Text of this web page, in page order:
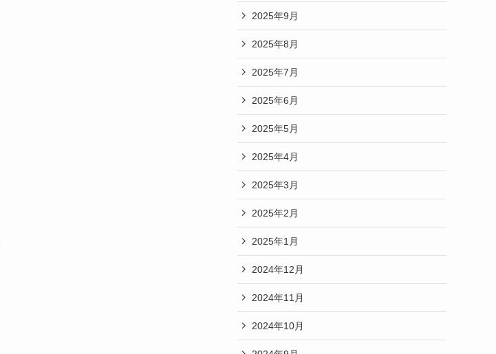
2025年9月
2025年8月
2025年7月
2025年6月
2025年5月
2025年4月
2025年3月
2025年2月
2025年1月
2024年12月
2024年11月
2024年10月